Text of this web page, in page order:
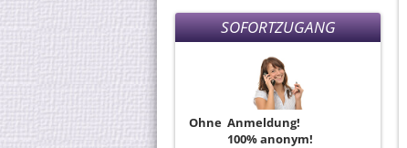
SOFORTZUGANG
Ohne Anmeldung!
100% anonym!